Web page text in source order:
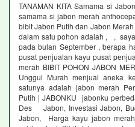
TANAMAN KITA Samama si
samama si jabon merah
bibit Jabon Putih dan Jabon
dalam satu pohon adalah , ,
pada bulan September , berapa
pusat penjualan kayu pusat
merah BIBIT POHON JABON
Unggul Murah menjual aneka
satunya adalah jabon merah
Putih | JABONKU jabonku
Des Jabon, Investasi Jabon,
Jabon, Harga kayu jabon